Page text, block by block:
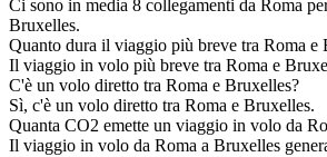
Ci sono in media 8 collegamenti da Roma
Bruxelles.
Quanto dura il viaggio più breve tra Roma e
Il viaggio in volo più breve tra Roma e
C'è un volo diretto tra Roma e Bruxelles?
Sì, c'è un volo diretto tra Roma e Bruxelles.
Quanta CO2 emette un viaggio in volo da
Il viaggio in volo da Roma a Bruxelles